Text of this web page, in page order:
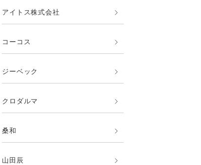
アイトス株式会社
コーコス
ジーベック
クロダルマ
桑和
山田辰